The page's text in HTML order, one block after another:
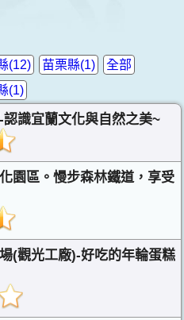
全部
(12)
苗栗縣(1)
(1)
認識宜蘭文化與自然之美~
園區。慢步森林鐵道，享受
(觀光工廠)-好吃的年輪蛋糕